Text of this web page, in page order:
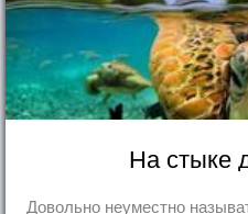
На стыке
Довольно неуместно